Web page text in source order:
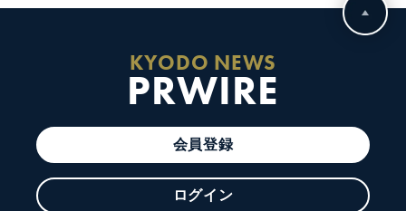
KYODO NEWS
PRWIRE
会員登録
ログイン